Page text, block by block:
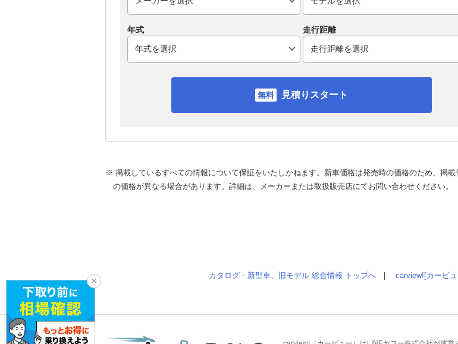
年式 走行距離
見積りスタート
※ 掲載しているすべての情報について保証をいたしかねます。新車価格は発売時の価格のため、掲載
の価格が異なる場合があります。詳細は、メーカーまたは取扱販売店にてお問い合わせください。
カタログ－新型車、旧モデル 総合情報 トップへ carview![カービ